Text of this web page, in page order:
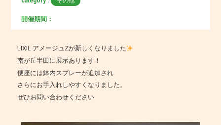
開催期間：
LIXIL アメージュZが新しくなりました
南が丘半田に展示あります！
便座には鉢内スプレーが追加され
さらにお手入れしやすくなりました。
ぜひお問い合わせください